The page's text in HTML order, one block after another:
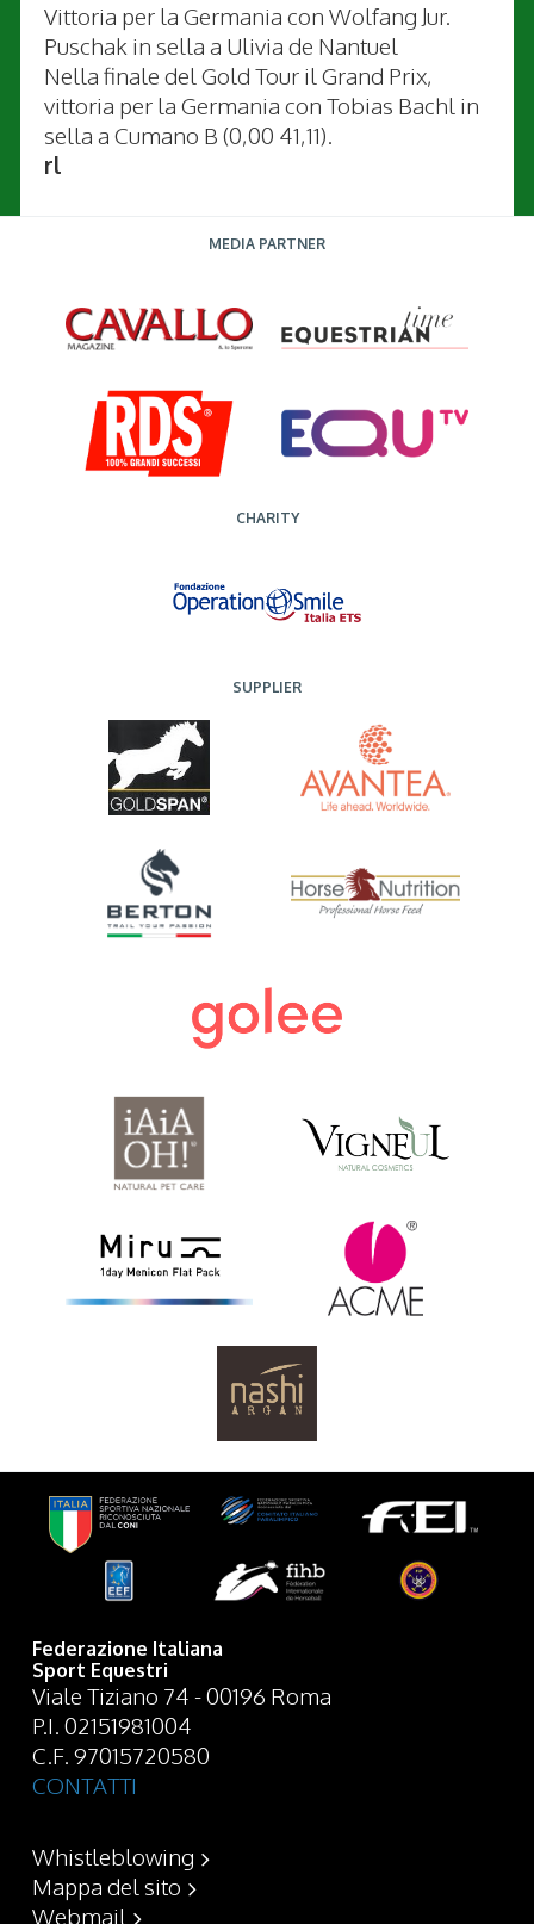
Vittoria per la Germania con Wolfang Jur.
Puschak in sella a Ulivia de Nantuel
Nella finale del Gold Tour il Grand Prix,
vittoria per la Germania con Tobias Bachl in
sella a Cumano B (0,00 41,11).
rl
MEDIA PARTNER
CHARITY
SUPPLIER
Federazione Italiana
Sport Equestri
Viale Tiziano 74 - 00196 Roma
P.I. 02151981004
C.F. 97015720580
CONTATTI
Whistleblowing
Mappa del sito
Webmail